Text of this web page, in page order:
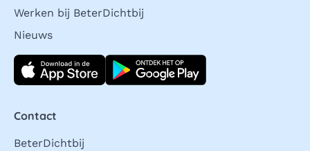
Werken bij BeterDichtbij
Nieuws
Download direct
Contact
BeterDichtbij